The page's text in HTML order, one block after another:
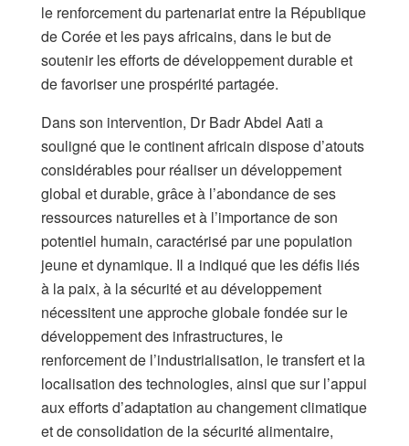
le renforcement du partenariat entre la République
de Corée et les pays africains, dans le but de
soutenir les efforts de développement durable et
de favoriser une prospérité partagée.
Dans son intervention, Dr Badr Abdel Aati a
souligné que le continent africain dispose d’atouts
considérables pour réaliser un développement
global et durable, grâce à l’abondance de ses
ressources naturelles et à l’importance de son
potentiel humain, caractérisé par une population
jeune et dynamique. Il a indiqué que les défis liés
à la paix, à la sécurité et au développement
nécessitent une approche globale fondée sur le
développement des infrastructures, le
renforcement de l’industrialisation, le transfert et la
localisation des technologies, ainsi que sur l’appui
aux efforts d’adaptation au changement climatique
et de consolidation de la sécurité alimentaire,